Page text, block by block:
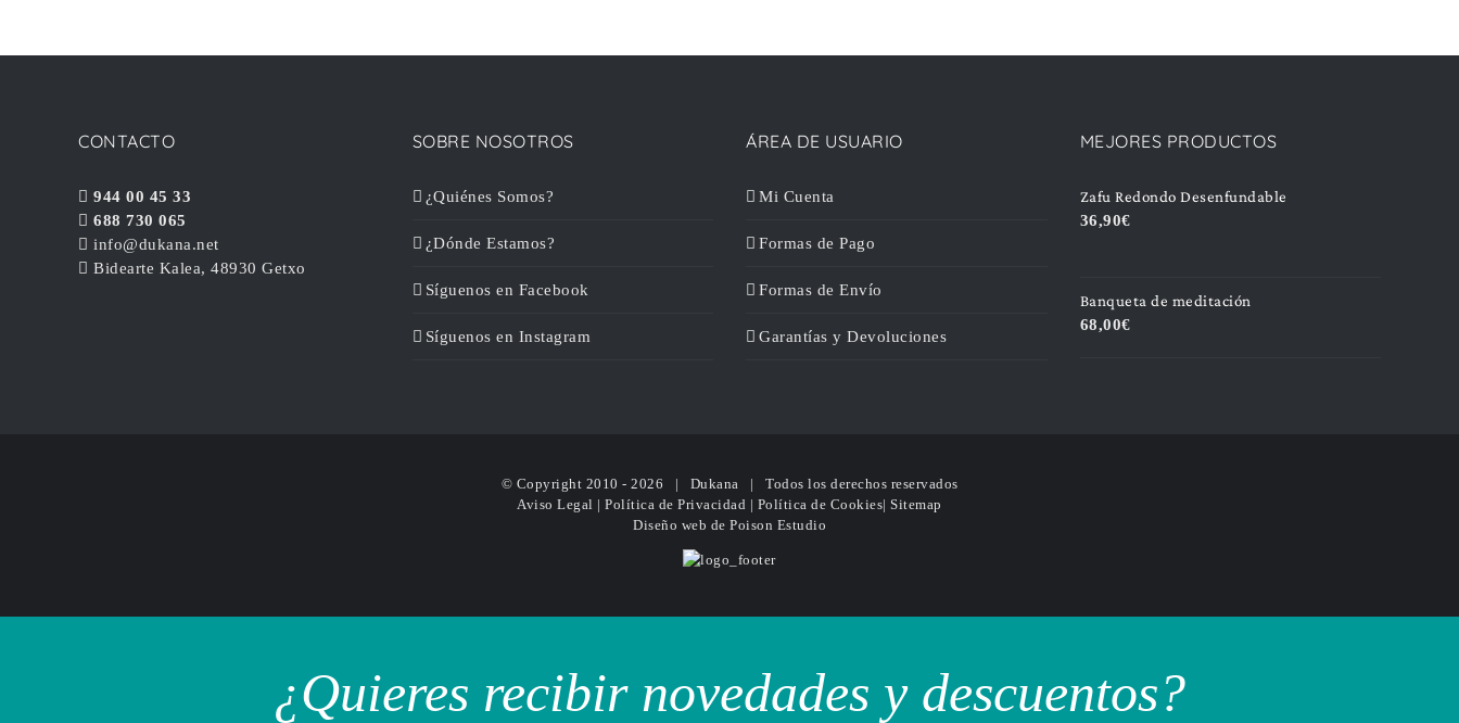
CONTACTO
944 00 45 33
688 730 065
info@dukana.net
Bidearte Kalea, 48930 Getxo
SOBRE NOSOTROS
¿Quiénes Somos?
¿Dónde Estamos?
Síguenos en Facebook
Síguenos en Instagram
ÁREA DE USUARIO
Mi Cuenta
Formas de Pago
Formas de Envío
Garantías y Devoluciones
MEJORES PRODUCTOS
Zafu Redondo Desenfundable
36,90€
Banqueta de meditación
68,00€
© Copyright 2010 - 2026 | Dukana | Todos los derechos reservados
Aviso Legal |Política de Privacidad | Política de Cookies|Sitemap
Diseño web de Poison Estudio
¿Quieres recibir novedades y descuentos?